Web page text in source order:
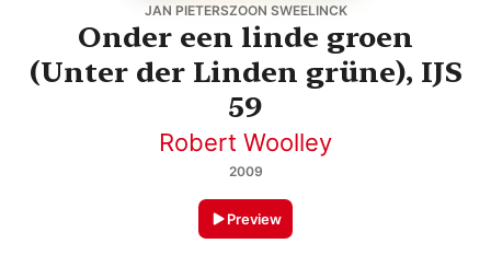
JAN PIETERSZOON SWEELINCK
Onder een linde groen
(Unter der Linden grüne), IJS
59
Robert Woolley
2009
Preview